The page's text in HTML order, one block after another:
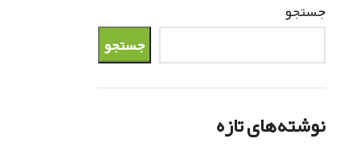
جستجو
جستجو
نوشته‌های تازه